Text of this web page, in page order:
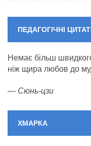
ПЕДАГОГІЧНІ
Немає більш
ніж щира любов до
— Сюнь-цзи
ХМАРКА